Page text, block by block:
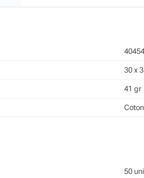
40454
30 x
41 gr
50